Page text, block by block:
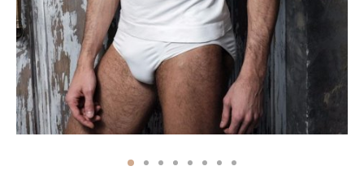
KOSTIMI
košaricama
o privatnosti
korištenja
kupnje